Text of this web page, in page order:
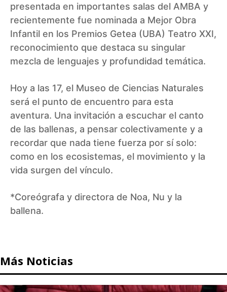
presentada en importantes salas del AMBA y
recientemente fue nominada a Mejor Obra
Infantil en los Premios Getea (UBA) Teatro XXI,
reconocimiento que destaca su singular
mezcla de lenguajes y profundidad temática.
Hoy a las 17, el Museo de Ciencias Naturales
será el punto de encuentro para esta
aventura. Una invitación a escuchar el canto
de las ballenas, a pensar colectivamente y a
recordar que nada tiene fuerza por sí solo:
como en los ecosistemas, el movimiento y la
vida surgen del vínculo.
*Coreógrafa y directora de Noa, Nu y la
ballena.
Más Noticias